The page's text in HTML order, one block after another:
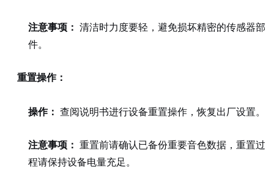
注意事项： 清洁时力度要轻，避免损坏精密的传感器部
件。
重置操作：
操作： 查阅说明书进行设备重置操作，恢复出厂设置。
注意事项： 重置前请确认已备份重要音色数据，重置过
程请保持设备电量充足。